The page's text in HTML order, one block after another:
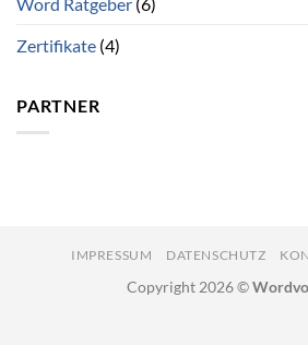
Word Ratgeber (6)
Zertifikate (4)
PARTNER
IMPRESSUM DATENSCHUTZ
Copyright 2026 ©